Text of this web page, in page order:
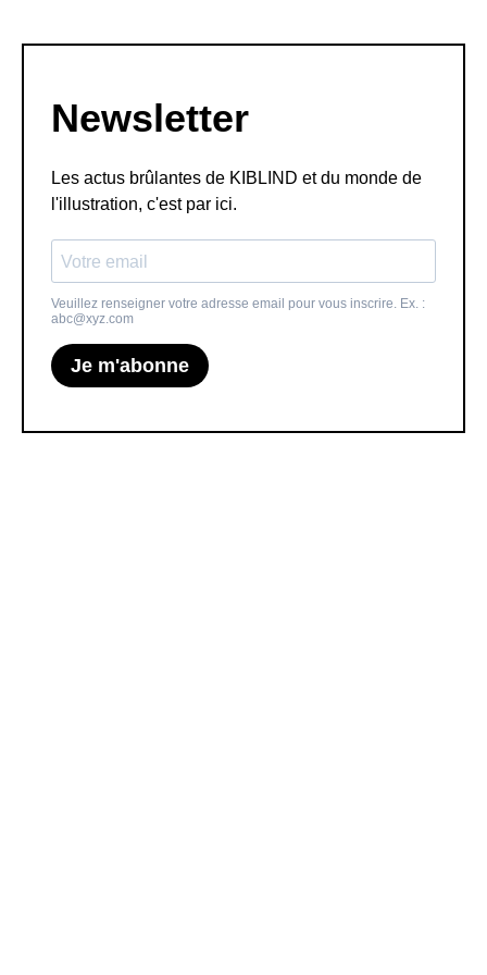
Newsletter
Les actus brûlantes de KIBLIND et du monde de
l'illustration, c'est par ici.
Veuillez renseigner votre adresse email pour vous inscrire. Ex. :
abc@xyz.com
Je m'abonne